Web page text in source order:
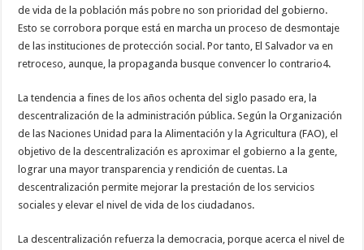
de vida de la población más pobre no son prioridad del gobierno.
Esto se corrobora porque está en marcha un proceso de desmontaje
de las instituciones de protección social. Por tanto, El Salvador va en
retroceso, aunque, la propaganda busque convencer lo contrario4.
La tendencia a fines de los años ochenta del siglo pasado era, la
descentralización de la administración pública. Según la Organización
de las Naciones Unidad para la Alimentación y la Agricultura (FAO), el
objetivo de la descentralización es aproximar el gobierno a la gente,
lograr una mayor transparencia y rendición de cuentas. La
descentralización permite mejorar la prestación de los servicios
sociales y elevar el nivel de vida de los ciudadanos.
La descentralización refuerza la democracia, porque acerca el nivel de